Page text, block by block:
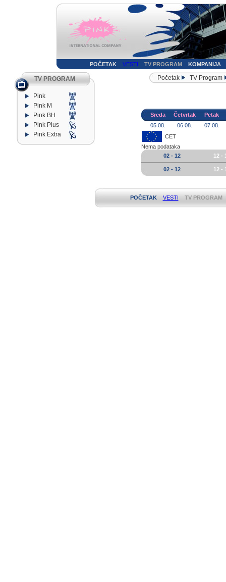
POČETAK VESTI TV PROGRAM KOMPANIJA
TV PROGRAM
Pink
Pink M
Pink BH
Pink Plus
Pink Extra
Početak TV Program
Sreda Četvrtak
Petak
05.08.
06.08.
07.08.
CET
Nema podataka
02 - 12
12 -
02 - 12 12 -
POČETAK VESTI TV PROGRAM